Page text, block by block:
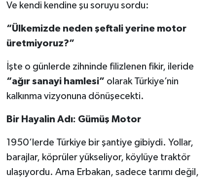
Ve kendi kendine şu soruyu sordu:
“Ülkemizde neden şeftali yerine motor
üretmiyoruz?”
İşte o günlerde zihninde filizlenen fikir, ileride
“ağır sanayi hamlesi” olarak Türkiye’nin
kalkınma vizyonuna dönüşecekti.
Bir Hayalin Adı: Gümüş Motor
1950’lerde Türkiye bir şantiye gibiydi. Yollar,
barajlar, köprüler yükseliyor, köylüye traktör
ulaşıyordu. Ama Erbakan, sadece tarımı değil,